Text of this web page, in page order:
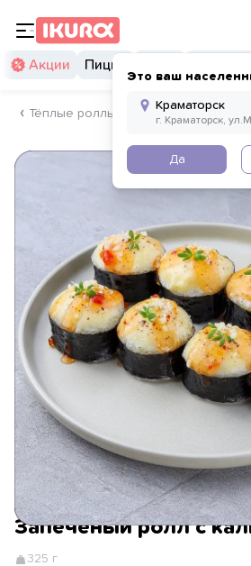
Это ваш
Да
Акции Пицца
Тёплые роллы
Запеченый ролл с
325 г